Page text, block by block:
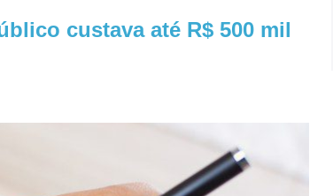
custava até R$ 500 mil